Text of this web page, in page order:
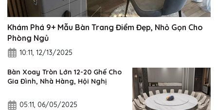
Khám Phá 9+ Mẫu Bàn Trang Điểm Đẹp, Nhỏ Gọn Cho
Phòng Ngủ
10:11, 12/13/2025
Bàn Xoay Tròn Lớn 12-20 Ghế Cho
Gia Đình, Nhà Hàng, Hội Nghị
05:11, 06/05/2025